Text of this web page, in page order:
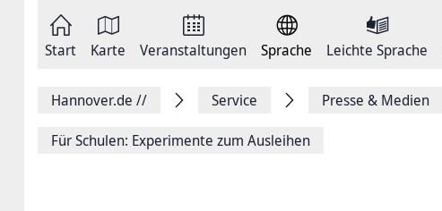
springen
Start Karte Veranstaltungen Sprache Leichte Sprache
FacebookHannover.de // Service Presse & Medien
Für Schulen: Experimente zum Ausleihen